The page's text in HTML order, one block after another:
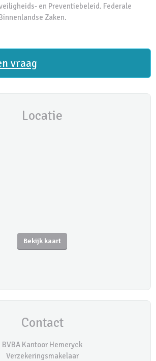
en Preventiebeleid. Federale
Zaken.
vraag
Locatie
Bekijk kaart
Contact
BVBA Kantoor Hemeryck
Verzekeringsmakelaar